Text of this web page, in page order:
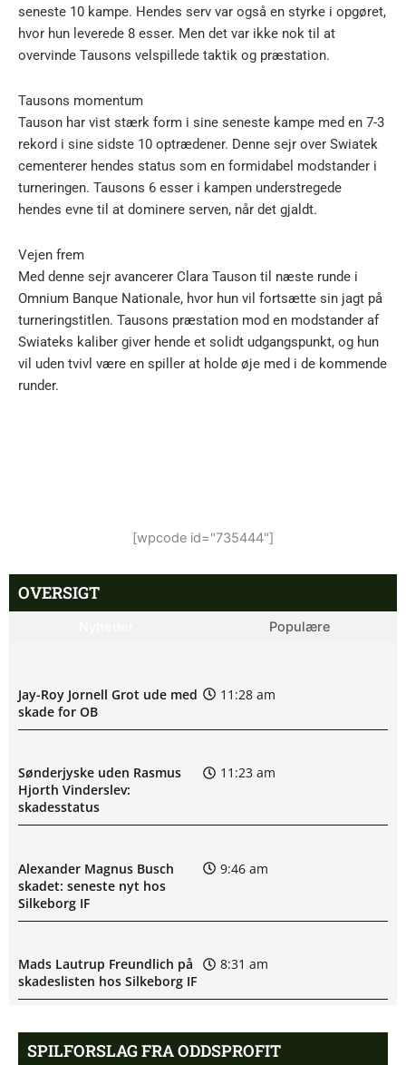
seneste 10 kampe. Hendes serv var også en styrke i opgøret,
hvor hun leverede 8 esser. Men det var ikke nok til at
overvinde Tausons velspillede taktik og præstation.
Tausons momentum
Tauson har vist stærk form i sine seneste kampe med en 7-3
rekord i sine sidste 10 optrædener. Denne sejr over Swiatek
cementerer hendes status som en formidabel modstander i
turneringen. Tausons 6 esser i kampen understregede
hendes evne til at dominere serven, når det gjaldt.
Vejen frem
Med denne sejr avancerer Clara Tauson til næste runde i
Omnium Banque Nationale, hvor hun vil fortsætte sin jagt på
turneringstitlen. Tausons præstation mod en modstander af
Swiateks kaliber giver hende et solidt udgangspunkt, og hun
vil uden tvivl være en spiller at holde øje med i de kommende
runder.
[wpcode id="735444"]
OVERSIGT
Populære
Jay-Roy Jornell Grot ude med
skade for OB
11:28 am
Sønderjyske uden Rasmus
Hjorth Vinderslev:
skadesstatus
11:23 am
Alexander Magnus Busch
skadet: seneste nyt hos
Silkeborg IF
9:46 am
Mads Lautrup Freundlich på
skadeslisten hos Silkeborg IF
8:31 am
Skadesnyt: Warren Caddy
ude for Randers FC
8:17 am
SPILFORSLAG FRA ODDSPROFIT